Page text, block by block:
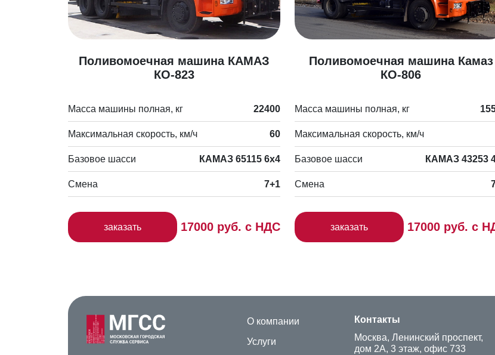
Поливомоечная машина КАМАЗ
КО-823
Масса машины полная, кг 22400
Максимальная скорость, км/ч 60
Базовое шасси КАМАЗ 65115 6х4
Смена 7+1
заказать 17000 руб. с НДС
Поливомоечная машина Камаз
КО-806
Масса машины полная, кг
Максимальная скорость, км/ч
Базовое шасси КАМАЗ 43253
Смена
заказать 17000 руб. с
О компании
Услуги
Контакты
Москва, Ленинский проспект,
дом 2А, 3 этаж, офис 733